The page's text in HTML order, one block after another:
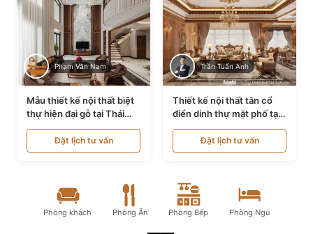
Phạm Văn Nam
Mẫu thiết kế nội thất biệt
thự hiện đại gỗ tại Thái
Bình NT9188719
Đặt lịch tư vấn
Trần Tuấn Anh
Thiết kế nội thất tân cổ
điển dinh thự mặt phố tại
Quảng Ninh NT24531
Đặt lịch tư vấn
Phòng khách Phòng Ăn Phòng Bếp Phòng Ngủ